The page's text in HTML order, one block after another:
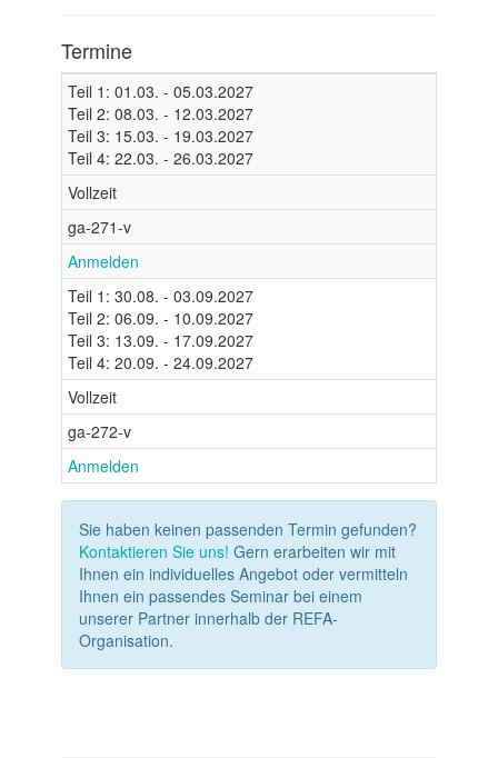
Termine
Teil 1: 01.03. - 05.03.2027
Teil 2: 08.03. - 12.03.2027
Teil 3: 15.03. - 19.03.2027
Teil 4: 22.03. - 26.03.2027
Vollzeit
ga-271-v
Anmelden
Teil 1: 30.08. - 03.09.2027
Teil 2: 06.09. - 10.09.2027
Teil 3: 13.09. - 17.09.2027
Teil 4: 20.09. - 24.09.2027
Vollzeit
ga-272-v
Anmelden
Sie haben keinen passenden Termin gefunden?
Kontaktieren Sie uns! Gern erarbeiten wir mit
Ihnen ein individuelles Angebot oder vermitteln
Ihnen ein passendes Seminar bei einem
unserer Partner innerhalb der REFA-
Organisation.